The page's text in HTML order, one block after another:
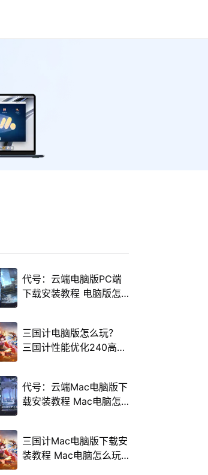
代号：云端电脑版PC端
下载安装教程 电脑版怎
三国计电脑版怎么玩？
三国计性能优化240高帧
代号：云端Mac电脑版下
载安装教程 Mac电脑怎
三国计Mac电脑版下载安
装教程 Mac电脑怎么玩